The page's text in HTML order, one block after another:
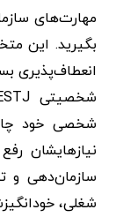
مهارت‌های
بگیرید. این
انعطاف‌پذیری
شخصی خود
سازمان‌دهی و
شغلی،